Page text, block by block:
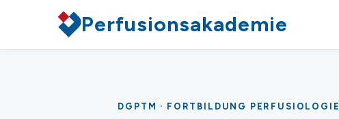
Perfusionsakademie
DGPTM · FORTBILDUNG PERFUSIOLOGIE